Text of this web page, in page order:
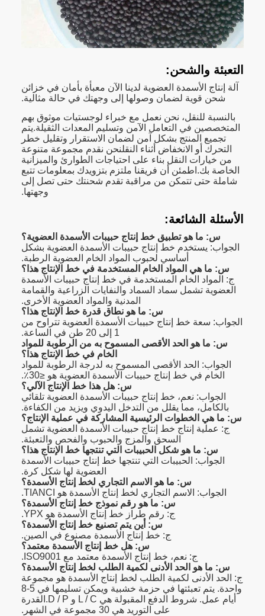
التعبئة والشحن:
آلة إنتاج الأسمدة العضوية لدينا الآن معبأة بأمان في خزائن
شحن قوية لضمان وصولها إلى وجهتك في حالة مثالية.
بالنسبة للنقل، نحن نعمل مع خبراء لوجستيات موثوق بهم
المتخصصين في التعامل الآمن وتسليم المعدات الثقيلة.يتم
تجميع المنتج بشكل آمن لضمان الاستقرار وتقليل خطر
التحرك أو الانخفاض أثناء النقلنحن نقدم مجموعة متنوعة
من خيارات النقل بناء على احتياجات الطوارئ والميزانية
الخاصة بك.اطمئن أن فريقنا ملتزم بتزويدك بمعلومات تتبع
شاملة حتى تتمكن من مراقبة تقدم شحنتك حتى تصل إلى
وجهتها.
الأسئلة الشائعة:
س: ما هو تطبيق خط إنتاج حبيبات الأسمدة العضوية؟
الجواب: يستخدم خط إنتاج حبيبات الأسمدة العضوية بشكل
أساسي لحبوب المواد الخام العضوية الرطبة.
س: ما هي المواد الخام المستخدمة في خط الإنتاج هذا؟
ج: المواد الخام المستخدمة في خط إنتاج حبيبات الأسمدة
العضوية تشمل سماد السماد والنفايات الزراعية والقمامة
المدنية والمواد العضوية الأخرى.
س: ما هو نطاق قدرة خط الإنتاج هذا؟
الجواب: سعة خط إنتاج حبيبات الأسمدة العضوية تتراوح من
1 إلى 20 طن في الساعة.
س: ما هو الحد الأقصى المسموح به من الرطوبة للمواد
الخام في خط الإنتاج هذا؟
الجواب: الحد الأقصى المسموح به لدرجة الرطوبة للمواد
الخام في خط إنتاج حبيبات الأسمدة العضوية هو ≤30٪.
س: هل هذا خط الإنتاج الآلي؟
الجواب: نعم، خط إنتاج حبيبات الأسمدة العضوية تلقائي
بالكامل، مما يقلل من التدخل اليدوي ويزيد من الكفاءة.
س: ما هي الخطوات الرئيسية المشاركة في عملية الإنتاج؟
ج: عملية إنتاج خط إنتاج حبيبات الأسمدة العضوية تشمل
السحق والمزج والحبوب والفحص والتعبئة.
س: ما هو شكل الحبيبات التي تنتجها خط الإنتاج هذا؟
الجواب: الحبيبات التي تنتجها خط إنتاج حبيبات الأسمدة
العضوية لها شكل كرة.
س: ما هو الاسم التجاري لخط إنتاج الأسمدة؟
الجواب: الاسم التجاري لخط إنتاج الأسمدة هو TIANCI.
س: ما هو رقم نموذج خط إنتاج الأسمدة؟
ج: رقم طراز خط إنتاج الأسمدة هو YPX.
س: أين يتم تصنيع خط إنتاج الأسمدة؟
ج: خط إنتاج الأسمدة مصنوع في الصين.
س: هل خط إنتاج الأسمدة معتمد؟
ج: نعم، خط إنتاج الأسمدة معتمد مع ISO9001.
س: ما هو الحد الأدنى لكمية الطلب لخط إنتاج الأسمدة؟
ج: الحد الأدنى لكمية الطلب لخط إنتاج الأسمدة هو مجموعة
واحدة. يتم تعبئتها في حزمة خشبية ويمكن تسليمها في 5-8
أيام عمل. شروط الدفع المقبولة هي L / C و D / P.القدرة
على التوريد هي 30 مجموعة في الشهر.